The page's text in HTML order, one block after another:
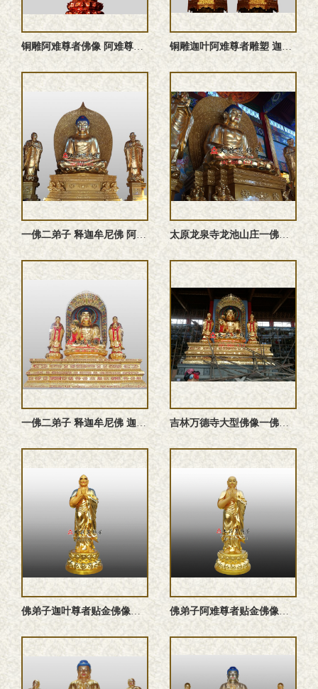
铜雕阿难尊者佛像 阿难尊者雕塑 阿难尊者塑像 阿难尊者铜佛像 铜雕迦叶阿难尊者雕塑 迦叶阿难尊者塑像 迦叶阿难尊者铜佛像
一佛二弟子 释迦牟尼佛 阿难 迦叶 佛像定制 太原龙泉寺龙池山庄一佛二弟子贴金现场及安装现场实图
一佛二弟子 释迦牟尼佛 迦叶尊者 阿难尊者 佛像定制 吉林万德寺大型佛像一佛二弟子五百罗汉彩绘贴金塑像释迦牟尼佛迦 ...
佛弟子迦叶尊者贴金佛像雕塑全图 佛弟子阿难尊者贴金佛像定制